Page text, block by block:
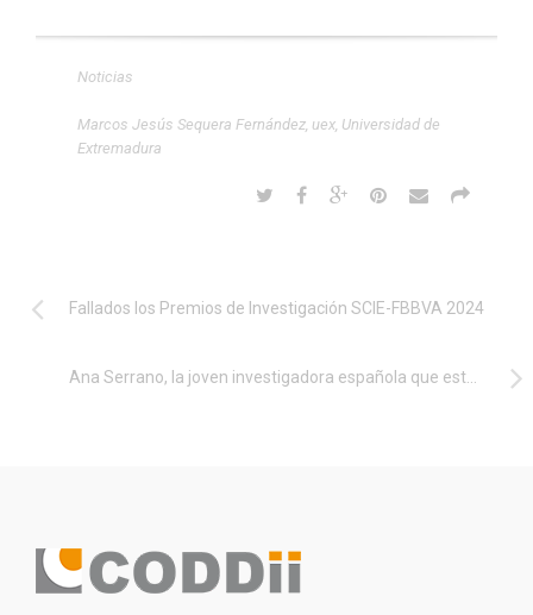
Noticias
Marcos Jesús Sequera Fernández uex Universidad de
Extremadura
Fallados los Premios de Investigación SCIE-FBBVA 2024